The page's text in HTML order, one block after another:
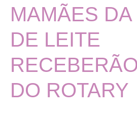
DE
MAMÃES DA
DE LEITE
DO ROTARY